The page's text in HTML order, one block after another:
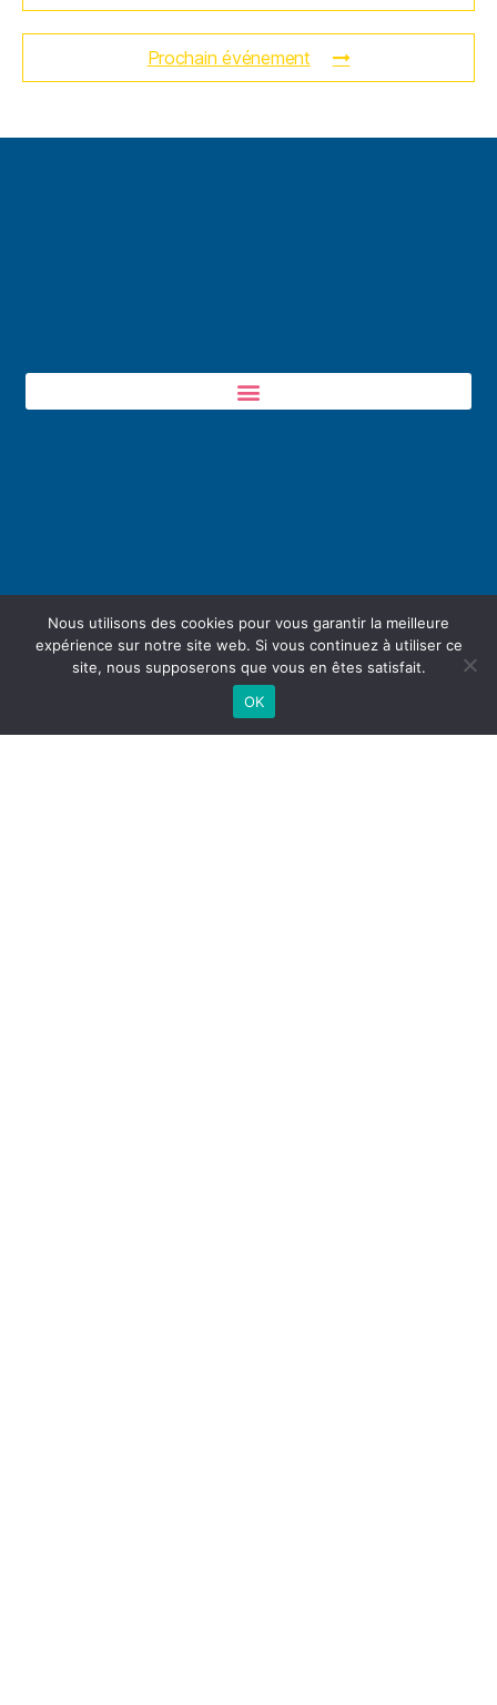
Prochain événement
Nous utilisons des cookies pour vous garantir la meilleure
expérience sur notre site web. Si vous continuez à utiliser ce
site, nous supposerons que vous en êtes satisfait.
OK